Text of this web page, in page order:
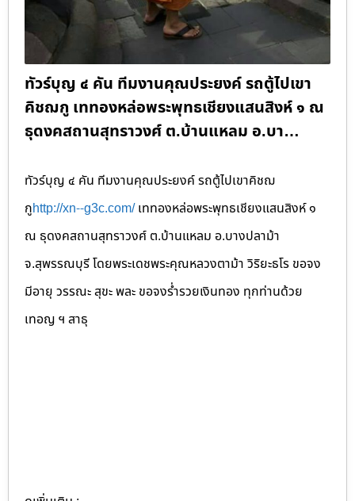
ทัวร์บุญ ๔ คัน ทีมงานคุณประยงค์ รถตู้ไปเขา
คิชฌกู เททองหล่อพระพุทธเชียงแสนสิงห์ ๑ ณ
ธุดงคสถานสุทราวงศ์ ต.บ้านแหลม อ.บา…
ทัวร์บุญ ๔ คัน ทีมงานคุณประยงค์ รถตู้ไปเขาคิชฌ
กูhttp://xn--g3c.com/เททองหล่อพระพุทธเชียงแสนสิงห์ ๑
ณ ธุดงคสถานสุทราวงศ์ ต.บ้านแหลม อ.บางปลาม้า
จ.สุพรรณบุรี โดยพระเดชพระคุณหลวงตาม้า วิริยะธโร ขอจง
มีอายุ วรรณะ สุขะ พละ ขอจงร่ำรวยเงินทอง ทุกท่านด้วย
เทอญ ฯ สาธุ